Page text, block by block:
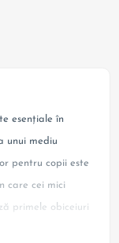
esențiale în
unui mediu
pentru copii este
care cei mici
primele obiceiuri
să includă